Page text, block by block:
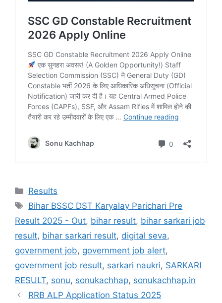
Results
Bihar BSSC DST Karyalay Parichari Pre
Result 2025 - Out, bihar result, bihar sarkari job
result, bihar sarkari result, digital seva,
government job, government job alert,
government job result, sarkari naukri, SARKARI
RESULT, sonu, sonukachhap, sonukachhap.in
RRB ALP Application Status 2025